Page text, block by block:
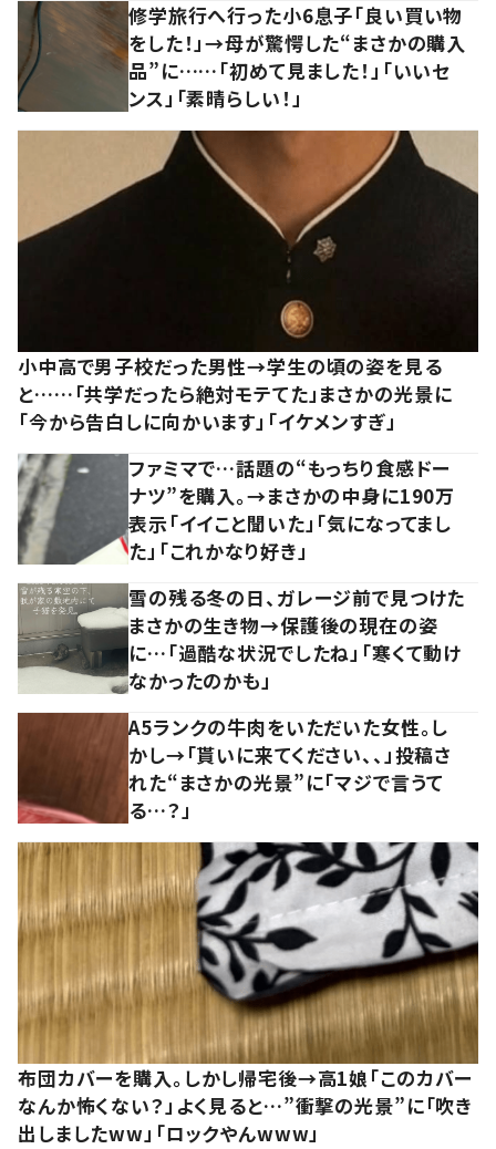
修学旅行へ行った小6息子「良い買い物
をした！」→母が驚愕した“まさかの購入
品”に……「初めて見ました！」「いいセ
ンス」「素晴らしい！」
小中高で男子校だった男性→学生の頃の姿を見る
と……「共学だったら絶対モテてた」まさかの光景に
「今から告白しに向かいます」「イケメンすぎ」
ファミマで…話題の“もっちり食感ドー
ナツ”を購入。→まさかの中身に190万
表示「イイこと聞いた」「気になってまし
た」「これかなり好き」
雪の残る冬の日、ガレージ前で見つけた
まさかの生き物→保護後の現在の姿
に…「過酷な状況でしたね」「寒くて動け
なかったのかも」
A5ランクの牛肉をいただいた女性。し
かし→「貰いに来てください、、」投稿さ
れた“まさかの光景”に「マジで言うて
る…？」
布団カバーを購入。しかし帰宅後→高1娘「このカバー
なんか怖くない？」よく見ると…”衝撃の光景”に「吹き
出しましたww」「ロックやんwww」